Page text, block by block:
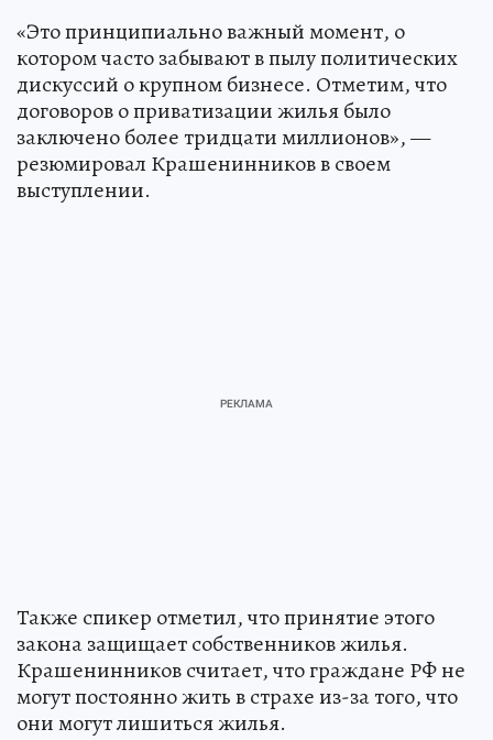
«Это принципиально важный момент, о
котором часто забывают в пылу политических
дискуссий о крупном бизнесе. Отметим, что
договоров о приватизации жилья было
заключено более тридцати миллионов», —
резюмировал Крашенинников в своем
выступлении.
Также спикер отметил, что принятие этого
закона защищает собственников жилья.
Крашенинников считает, что граждане РФ не
могут постоянно жить в страхе из-за того, что
они могут лишиться жилья.